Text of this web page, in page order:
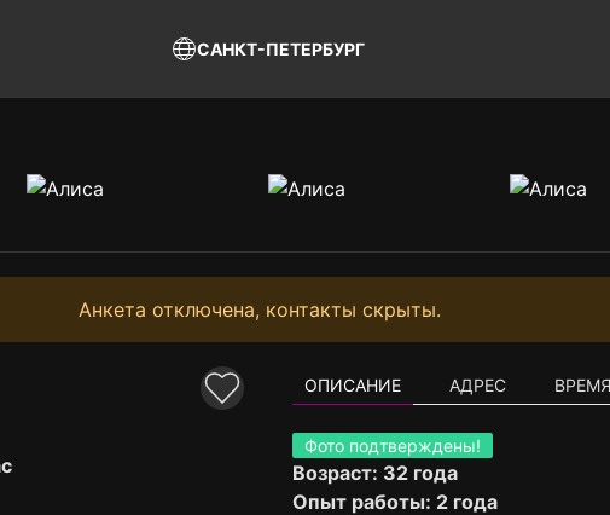
САНКТ-ПЕТЕРБУРГ
Анкета отключена, контакты скрыты.
ОПИСАНИЕ АДРЕС
Фото подтверждены!
Возраст: 32 года
Опыт работы: 2 года